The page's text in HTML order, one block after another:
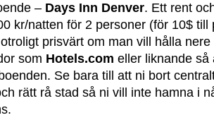
– Days Inn Denver. Ett rent
kr/natten för 2 personer (för 10$
prisvärt om man vill hålla
som Hotels.com eller liknande så
Se bara till att ni bort
rätt rå stad så ni vill inte hamna i